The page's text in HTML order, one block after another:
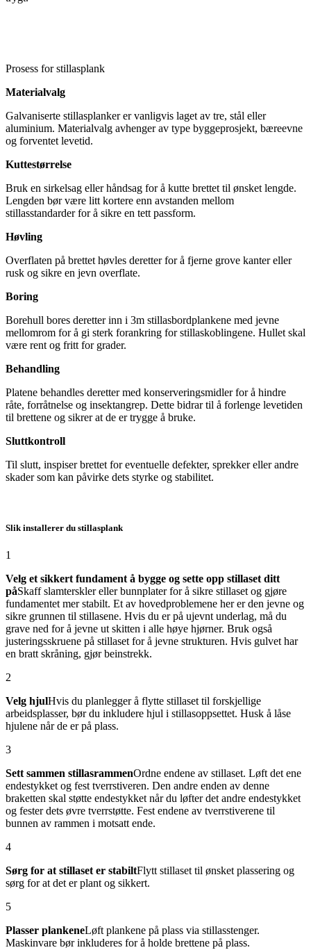
Prosess for stillasplank
Materialvalg
Galvaniserte stillasplanker er vanligvis laget av tre, stål eller
aluminium. Materialvalg avhenger av type byggeprosjekt, bæreevne
og forventet levetid.
Kuttestørrelse
Bruk en sirkelsag eller håndsag for å kutte brettet til ønsket lengde.
Lengden bør være litt kortere enn avstanden mellom
stillasstandarder for å sikre en tett passform.
Høvling
Overflaten på brettet høvles deretter for å fjerne grove kanter eller
rusk og sikre en jevn overflate.
Boring
Borehull bores deretter inn i 3m stillasbordplankene med jevne
mellomrom for å gi sterk forankring for stillaskoblingene. Hullet skal
være rent og fritt for grader.
Behandling
Platene behandles deretter med konserveringsmidler for å hindre
råte, forråtnelse og insektangrep. Dette bidrar til å forlenge levetiden
til brettene og sikrer at de er trygge å bruke.
Sluttkontroll
Til slutt, inspiser brettet for eventuelle defekter, sprekker eller andre
skader som kan påvirke dets styrke og stabilitet.
Slik installerer du stillasplank
1
Velg et sikkert fundament å bygge og sette opp stillaset ditt
påSkaff slamterskler eller bunnplater for å sikre stillaset og gjøre
fundamentet mer stabilt. Et av hovedproblemene her er den jevne og
sikre grunnen til stillasene. Hvis du er på ujevnt underlag, må du
grave ned for å jevne ut skitten i alle høye hjørner. Bruk også
justeringsskruene på stillaset for å jevne strukturen. Hvis gulvet har
en bratt skråning, gjør beinstrekk.
2
Velg hjulHvis du planlegger å flytte stillaset til forskjellige
arbeidsplasser, bør du inkludere hjul i stillasoppsettet. Husk å låse
hjulene når de er på plass.
3
Sett sammen stillasrammenOrdne endene av stillaset. Løft det ene
endestykket og fest tverrstiveren. Den andre enden av denne
braketten skal støtte endestykket når du løfter det andre endestykket
og fester dets øvre tverrstøtte. Fest endene av tverrstiverene til
bunnen av rammen i motsatt ende.
4
Sørg for at stillaset er stabiltFlytt stillaset til ønsket plassering og
sørg for at det er plant og sikkert.
5
Plasser plankeneLøft plankene på plass via stillasstenger.
Maskinvare bør inkluderes for å holde brettene på plass.